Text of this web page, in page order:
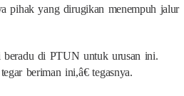
pihak yang dirugikan menempuh jalur
beradu di PTUN untuk urusan ini.
beriman ini,â€ tegasnya.